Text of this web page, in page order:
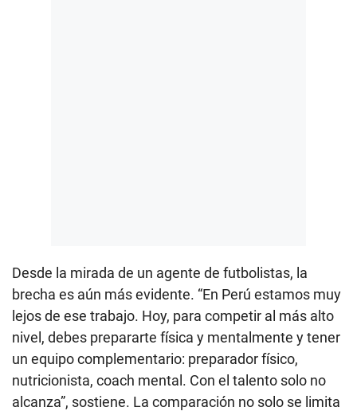
Desde la mirada de un agente de futbolistas, la
brecha es aún más evidente. “En Perú estamos muy
lejos de ese trabajo. Hoy, para competir al más alto
nivel, debes prepararte física y mentalmente y tener
un equipo complementario: preparador físico,
nutricionista, coach mental. Con el talento solo no
alcanza”, sostiene. La comparación no solo se limita